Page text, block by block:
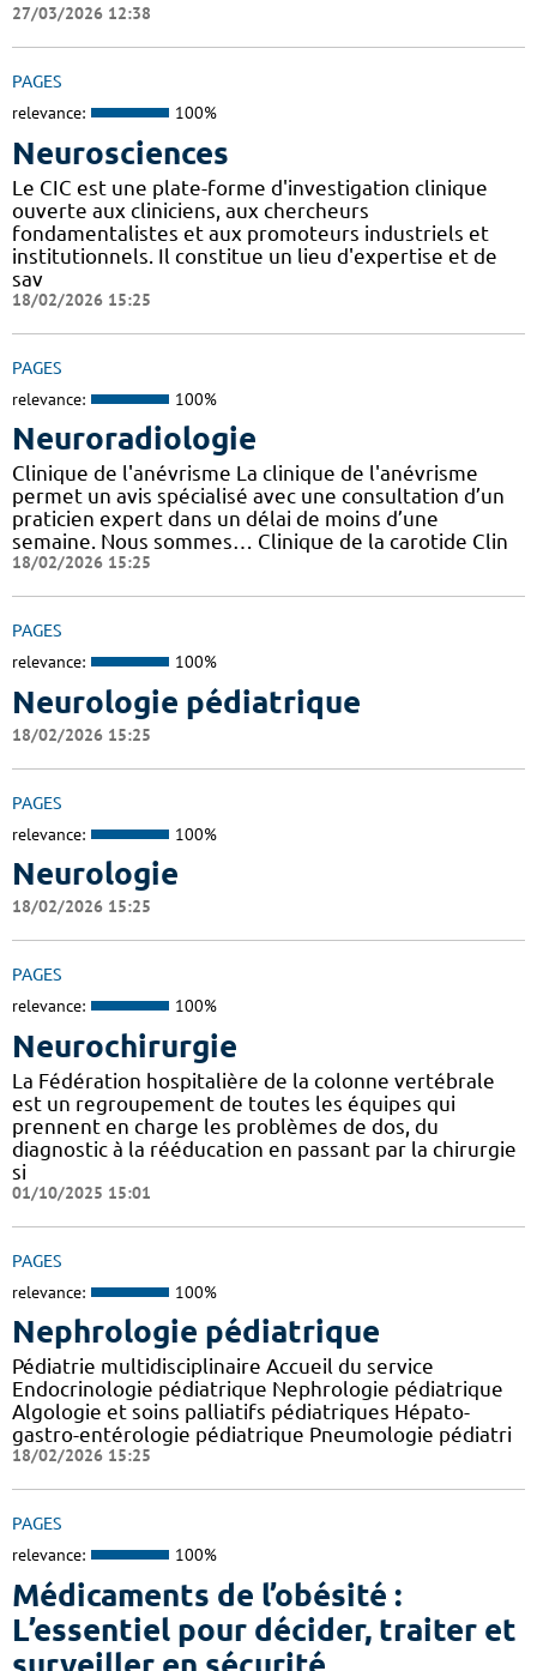
27/03/2026 12:38
PAGES
relevance: 100%
Neurosciences
Le CIC est une plate-forme d'investigation clinique
ouverte aux cliniciens, aux chercheurs
fondamentalistes et aux promoteurs industriels et
institutionnels. Il constitue un lieu d'expertise et de
sav
18/02/2026 15:25
PAGES
relevance: 100%
Neuroradiologie
Clinique de l'anévrisme La clinique de l'anévrisme
permet un avis spécialisé avec une consultation d’un
praticien expert dans un délai de moins d’une
semaine. Nous sommes… Clinique de la carotide Clin
18/02/2026 15:25
PAGES
relevance: 100%
Neurologie pédiatrique
18/02/2026 15:25
PAGES
relevance: 100%
Neurologie
18/02/2026 15:25
PAGES
relevance: 100%
Neurochirurgie
La Fédération hospitalière de la colonne vertébrale
est un regroupement de toutes les équipes qui
prennent en charge les problèmes de dos, du
diagnostic à la rééducation en passant par la chirurgie
si
01/10/2025 15:01
PAGES
relevance: 100%
Nephrologie pédiatrique
Pédiatrie multidisciplinaire Accueil du service
Endocrinologie pédiatrique Nephrologie pédiatrique
Algologie et soins palliatifs pédiatriques Hépato-
gastro-entérologie pédiatrique Pneumologie pédiatri
18/02/2026 15:25
PAGES
relevance: 100%
Médicaments de l’obésité :
L’essentiel pour décider, traiter et